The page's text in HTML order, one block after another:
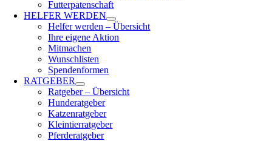
Futterpatenschaft
HELFER WERDEN
Helfer werden – Übersicht
Ihre eigene Aktion
Mitmachen
Wunschlisten
Spendenformen
RATGEBER
Ratgeber – Übersicht
Hunderatgeber
Katzenratgeber
Kleintierratgeber
Pferderatgeber